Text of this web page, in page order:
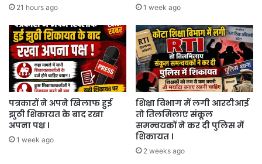
21 hours ago 1 week ago
पत्रकारों ने अपने खिलाफ हुई
झुठी शिकायत के बाद रखा
अपना पक्ष ।
1 week ago
शिक्षा विभाग में लगी आरटीआई
तो तिलमिलाए संकूल
समन्वयकों ने कर दी पुलिस में
शिकायत ।
2 weeks ago